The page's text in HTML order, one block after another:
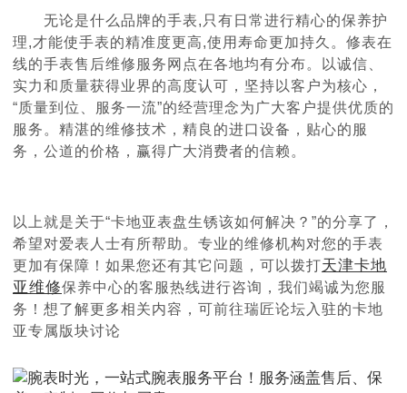
无论是什么品牌的手表,只有日常进行精心的保养护
理,才能使手表的精准度更高,使用寿命更加持久。修表在
线的手表售后维修服务网点在各地均有分布。以诚信、
实力和质量获得业界的高度认可，坚持以客户为核心，
“质量到位、服务一流”的经营理念为广大客户提供优质的
服务。精湛的维修技术，精良的进口设备，贴心的服
务，公道的价格，赢得广大消费者的信赖。
以上就是关于“卡地亚表盘生锈该如何解决？”的分享了，
希望对爱表人士有所帮助。专业的维修机构对您的手表
更加有保障！如果您还有其它问题，可以拨打天津卡地
亚维修保养中心的客服热线进行咨询，我们竭诚为您服
务！想了解更多相关内容，可前往瑞匠论坛入驻的卡地
亚专属版块讨论